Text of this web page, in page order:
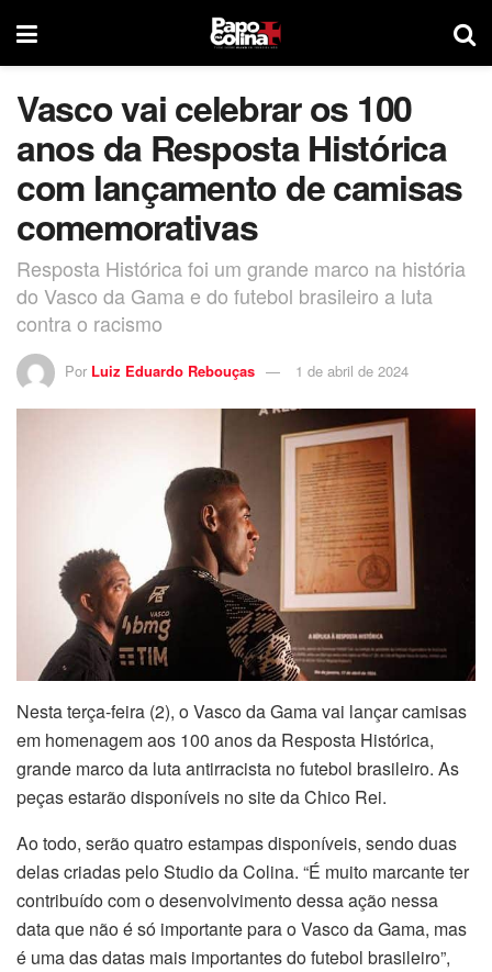
Vasco vai celebrar os 100
anos da Resposta Histórica
com lançamento de camisas
comemorativas
Resposta Histórica foi um grande marco na história
do Vasco da Gama e do futebol brasileiro a luta
contra o racismo
Por Luiz Eduardo Rebouças 1 de abril de 2024
Nesta terça-feira (2), o Vasco da Gama vai lançar camisas
em homenagem aos 100 anos da Resposta Histórica,
grande marco da luta antirracista no futebol brasileiro. As
peças estarão disponíveis no site da Chico Rei.
Ao todo, serão quatro estampas disponíveis, sendo duas
delas criadas pelo Studio da Colina. “É muito marcante ter
contribuído com o desenvolvimento dessa ação nessa
data que não é só importante para o Vasco da Gama, mas
é uma das datas mais importantes do futebol brasileiro”,